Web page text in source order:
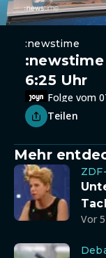
:newstime
6:25 Uhr
Folge vom
Teilen
Mehr
Vor